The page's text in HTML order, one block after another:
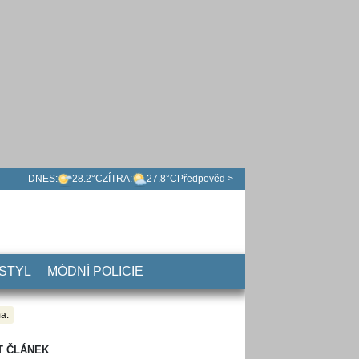
DNES: 28.2°CZÍTRA: 27.8°C Předpověd >
MÓDNÍ POLICIE
ČLÁNEK